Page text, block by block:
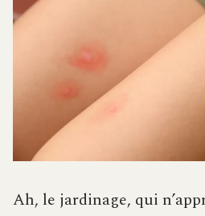
Ah, le jardinage, qui